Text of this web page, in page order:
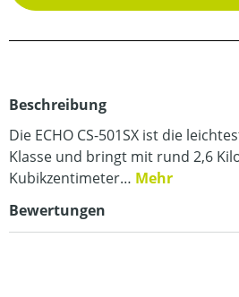
Beschreibung
Die ECHO CS-501SX ist die
Klasse und bringt mit rund 2,6
Kubikzentimeter… Mehr
Bewertungen